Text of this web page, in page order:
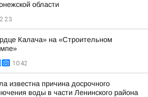
области
Калача» на «Строительном
10:42
известна причина досрочного
воды в части Ленинского района